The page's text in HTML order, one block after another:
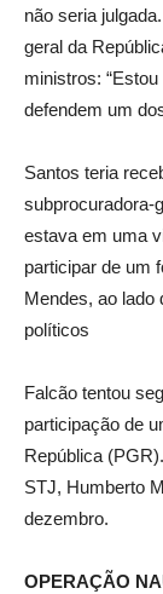
não seria
geral da
ministros:
defendem um
Santos teria
subprocuradora-
estava em uma
participar de um
Mendes, ao lado
políticos
Falcão tentou
participação de
República
STJ, Humberto
dezembro.
OPERAÇÃO